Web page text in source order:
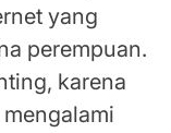
yang
perempuan.
karena